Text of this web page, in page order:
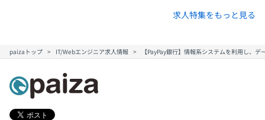
求人特集をもっと見る
paizaトップ IT/Webエンジニア求人情報 【PayPay銀行】情報系システムを利用し、